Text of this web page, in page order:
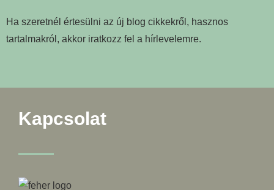
Ha szeretnél értesülni az új blog cikkekről, hasznos
tartalmakról, akkor iratkozz fel a hírlevelemre.
Kapcsolat